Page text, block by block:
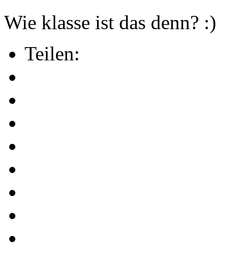
Wie klasse ist das denn? :)
Teilen: